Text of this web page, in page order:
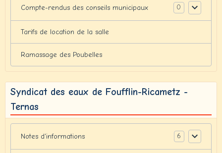
Compte-rendus des conseils municipaux 0
Tarifs de location de la salle
Ramassage des Poubelles
Syndicat des eaux de Foufflin-Ricametz -
Ternas
Notes d'informations 6